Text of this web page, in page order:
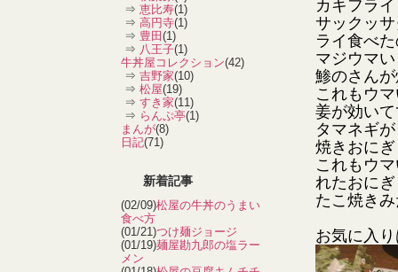
⇒ 恵比寿(1)
⇒ 高円寺(1)
⇒ 豊田 (1)
⇒ 八王子(1)
牛丼屋コレクション(42)
⇒ 吉野家(10)
⇒ 松屋(19)
⇒ すき家(11)
⇒ らんぷ亭(1)
まんが(8)
日記(71)
新着記事
(02/09)松屋の牛丼のうまい
食べ方
(01/21)つけ麺ジョージ
(01/19)麺屋勘九郎の塩ラー
メン
カキフライ
サックッ
ライ食べ
マジウマ
鯵のさん
これもウ
姜が効い
タマネギ
焼きおに
これもウ
れたおに
たこ焼き
お気に入